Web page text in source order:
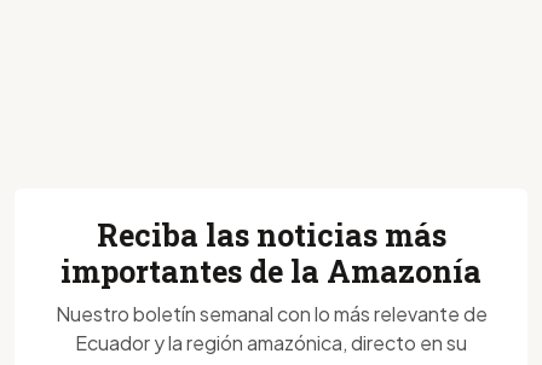
Reciba las noticias más
importantes de la Amazonía
Nuestro boletín semanal con lo más relevante de
Ecuador y la región amazónica, directo en su